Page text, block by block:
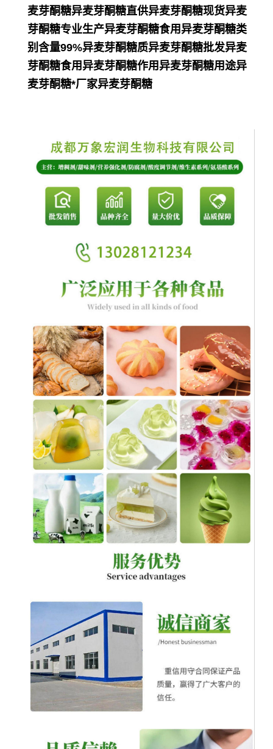
麦芽酮糖异麦芽酮糖直供异麦芽酮糖现货异麦
芽酮糖专业生产异麦芽酮糖食用异麦芽酮糖类
别含量99%异麦芽酮糖质异麦芽酮糖批发异麦
芽酮糖食用异麦芽酮糖作用异麦芽酮糖用途异
麦芽酮糖*厂家异麦芽酮糖